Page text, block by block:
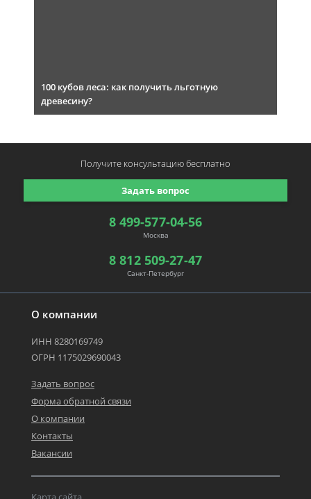
100 кубов леса: как получить льготную
древесину?
О компании
ИНН 8280169749
ОГРН 1175029690043
Задать вопрос
Форма обратной связи
О компании
Контакты
Вакансии
8 499-577-04-56
Москва
8 812 509-27-47
Санкт-Петербург
Задать вопрос
Получите консультациюбесплатно